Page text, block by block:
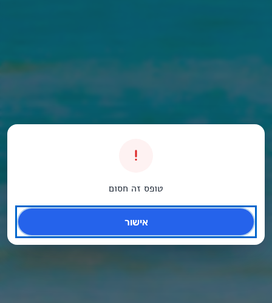
טופס זה חסום
אישור